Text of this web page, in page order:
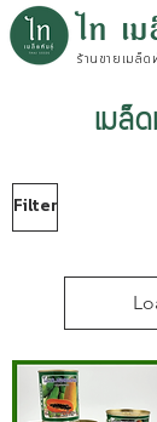
ไท เ
ร้านขายเมล็
เมล็
Filter